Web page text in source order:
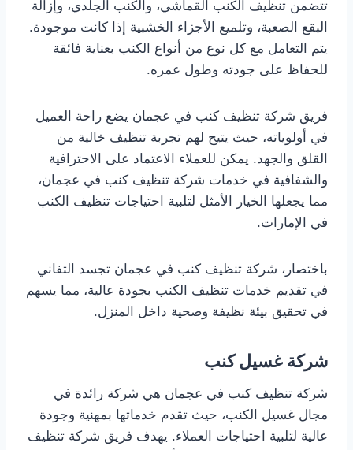
تتضمن تنظيف الكنب القماشي، والكنب الجلدي، وإزالة
البقع الصعبة، وتلميع الأجزاء الخشبية إذا كانت موجودة.
يتم التعامل مع كل نوع من أنواع الكنب بعناية فائقة
للحفاظ على جودته وطول عمره.
فريق شركة تنظيف كنب في عجمان يضع راحة العميل
في أولوياته، حيث يتيح لهم تجربة تنظيف خالية من
القلق والجهد. يمكن للعملاء الاعتماد على الاحترافية
والشفافية في خدمات شركة تنظيف كنب في عجمان،
مما يجعلها الخيار الأمثل لتلبية احتياجات تنظيف الكنب
في الإمارات.
باختصار، شركة تنظيف كنب في عجمان تجسد التفاني
في تقديم خدمات تنظيف الكنب بجودة عالية، مما يسهم
في تحقيق بيئة نظيفة وصحية داخل المنزل.
شركة غسيل كنب
شركة تنظيف كنب في عجمان هي شركة رائدة في
مجال غسيل الكنب، حيث تقدم خدماتها بمهنية وجودة
عالية لتلبية احتياجات العملاء. يهدف فريق شركة تنظيف